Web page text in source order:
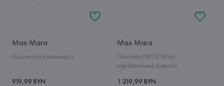
Max Mara
Шапка из кашемира
919,99 BYN
Max Mara
Панама FIDUCIA из
верблюжьей шерсти
1 219,99 BYN